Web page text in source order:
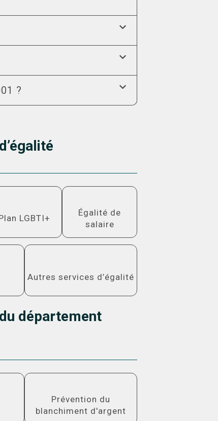
?
LGBTI+
d'informations
Égalité de
salaire
Plus
d'informations
Autres services d’égalité
département
Prévention du
blanchiment d'argent
Plus d'informations